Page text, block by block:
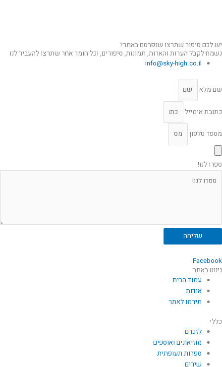
יש לכם סיפור שתרצו שנפרסם באתר?
נשמח לקבל הערות והארות, תמונות, סיפורים, וכל חומר אחר שתרצו להעביר לנו
info@sky-high.co.il
שם מלא
כתובת אימייל
מספר טלפון
ספרו לנו!
שליחה
Facebook
ניווט באתר
עמוד הבית
אודות
תירמו לאתר
כללי
לזכרם
מוזיאונים ואוספים
ספרות תעופתית
שירים